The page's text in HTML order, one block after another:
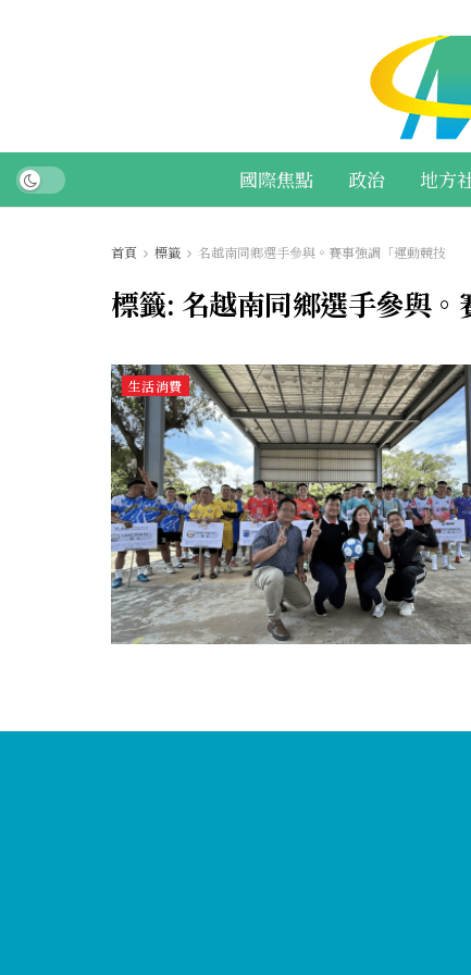
國際焦點 政治 地方
首頁 標籤 名越南同鄉選手參與。賽事強調「運動競技
標籤: 名越南同鄉選手參與
生活消費